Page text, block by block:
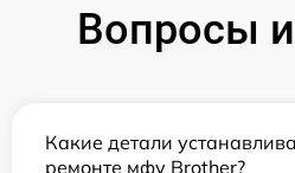
Вопросы
Какие детали
ремонте мфу Brother?